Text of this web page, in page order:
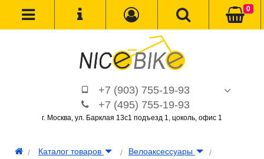
+7 (903) 755-19-93
+7 (495) 755-19-93
г. Москва, ул. Барклая 13с1 подъезд 1, цоколь, офис 1
0
Каталог товаров
Велоаксессуары